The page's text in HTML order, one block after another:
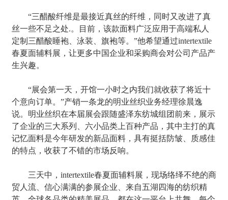
“三醋酸纤维是最接近真丝的纤维，同时又改进了真
丝一些不足之处.。目前，该款面料广泛应用于高端私人
定制三醋酸睡袍、泳装、旗袍等。”他希望通过intertextile
春夏面辅料展，让更多中国企业和采购商会对公司产品产
生兴趣。
“展会第一天，开馆一小时之内我们就收获了将近十
个意向订单。”产销一条龙的明业丝织业务经理徐晨逸
说。明业丝织在本届展会跟随盛泽东纺城组团前来，展示
了企业的三大系列、六小品类上百种产品，其中主打的真
记忆面料是今年研发的新品面料，具有挺括防皱、质感佳
的特点，收获了不错的市场反响。
三天中，intertextile春夏面辅料展，现场络绎不绝的商
贸人流、信心满满的参展企业、来自五湖四海的纺织精